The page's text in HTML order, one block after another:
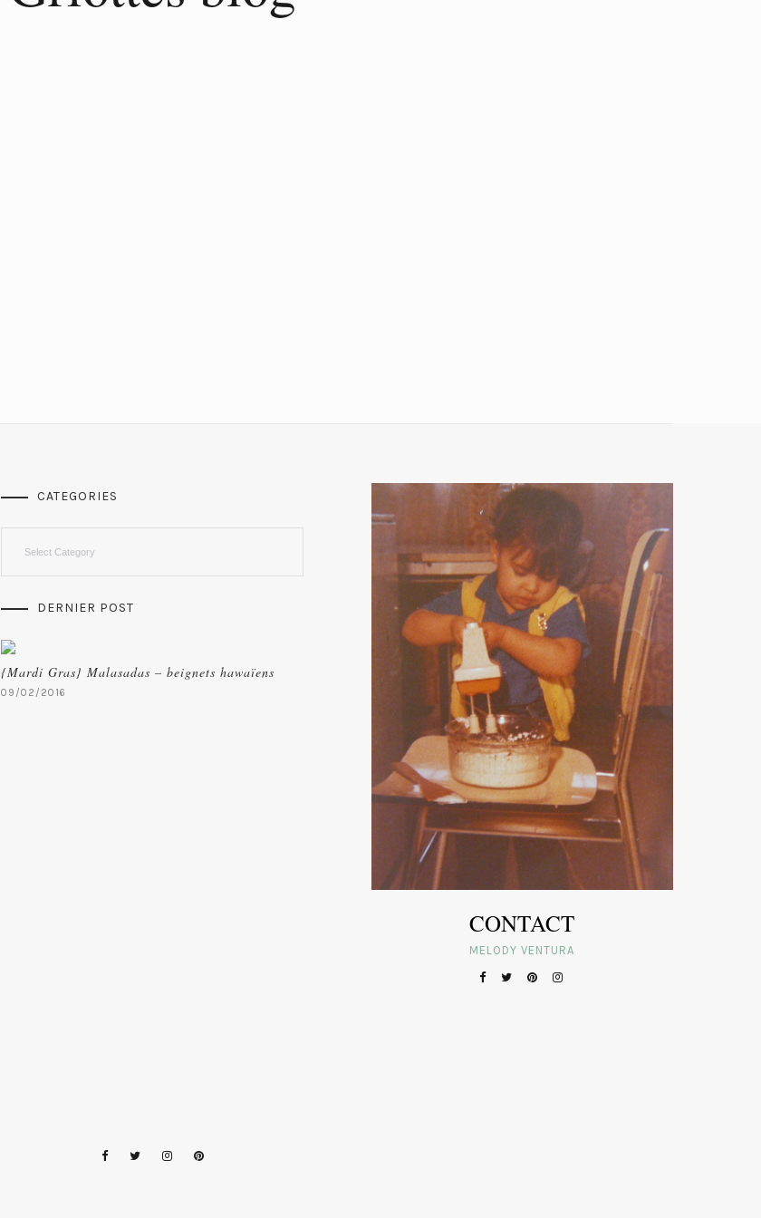
CATEGORIES
DERNIER POST
{Mardi Gras} Malasadas – beignets hawaïens
09/02/2016
CONTACT
MELODY VENTURA